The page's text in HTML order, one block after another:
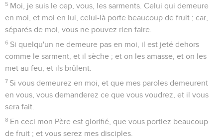
5 Moi, je suis le cep, vous, les sarments. Celui qui demeure
en moi, et moi en lui, celui-là porte beaucoup de fruit ; car,
séparés de moi, vous ne pouvez rien faire.
6 Si quelqu'un ne demeure pas en moi, il est jeté dehors
comme le sarment, et il sèche ; et on les amasse, et on les
met au feu, et ils brûlent.
7 Si vous demeurez en moi, et que mes paroles demeurent
en vous, vous demanderez ce que vous voudrez, et il vous
sera fait.
8 En ceci mon Père est glorifié, que vous portiez beaucoup
de fruit ; et vous serez mes disciples.